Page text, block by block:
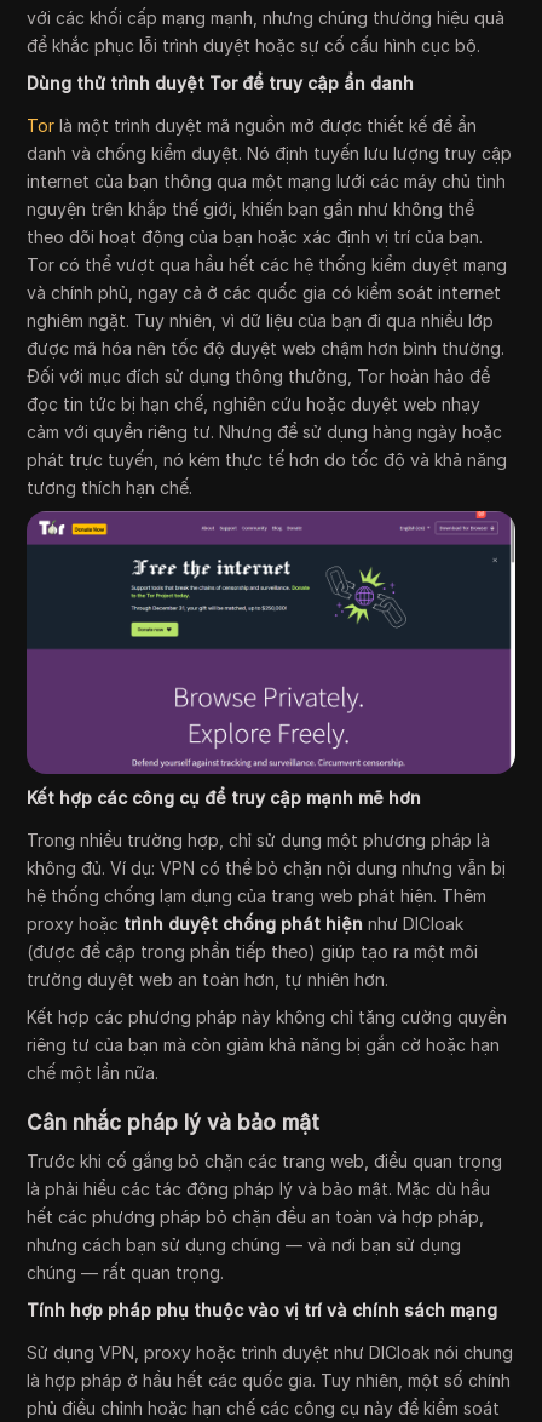
với các khối cấp mạng mạnh, nhưng chúng thường hiệu quả
để khắc phục lỗi trình duyệt hoặc sự cố cấu hình cục bộ.
Dùng thử trình duyệt Tor để truy cập ẩn danh
Tor là một trình duyệt mã nguồn mở được thiết kế để ẩn
danh và chống kiểm duyệt. Nó định tuyến lưu lượng truy cập
internet của bạn thông qua một mạng lưới các máy chủ tình
nguyện trên khắp thế giới, khiến bạn gần như không thể
theo dõi hoạt động của bạn hoặc xác định vị trí của bạn.
Tor có thể vượt qua hầu hết các hệ thống kiểm duyệt mạng
và chính phủ, ngay cả ở các quốc gia có kiểm soát internet
nghiêm ngặt. Tuy nhiên, vì dữ liệu của bạn đi qua nhiều lớp
được mã hóa nên tốc độ duyệt web chậm hơn bình thường.
Đối với mục đích sử dụng thông thường, Tor hoàn hảo để
đọc tin tức bị hạn chế, nghiên cứu hoặc duyệt web nhạy
cảm với quyền riêng tư. Nhưng để sử dụng hàng ngày hoặc
phát trực tuyến, nó kém thực tế hơn do tốc độ và khả năng
tương thích hạn chế.
Kết hợp các công cụ để truy cập mạnh mẽ hơn
Trong nhiều trường hợp, chỉ sử dụng một phương pháp là
không đủ. Ví dụ: VPN có thể bỏ chặn nội dung nhưng vẫn bị
hệ thống chống lạm dụng của trang web phát hiện. Thêm
proxy hoặc trình duyệt chống phát hiện như DICloak
(được đề cập trong phần tiếp theo) giúp tạo ra một môi
trường duyệt web an toàn hơn, tự nhiên hơn.
Kết hợp các phương pháp này không chỉ tăng cường quyền
riêng tư của bạn mà còn giảm khả năng bị gắn cờ hoặc hạn
chế một lần nữa.
Cân nhắc pháp lý và bảo mật
Trước khi cố gắng bỏ chặn các trang web, điều quan trọng
là phải hiểu các tác động pháp lý và bảo mật. Mặc dù hầu
hết các phương pháp bỏ chặn đều an toàn và hợp pháp,
nhưng cách bạn sử dụng chúng — và nơi bạn sử dụng
chúng — rất quan trọng.
Tính hợp pháp phụ thuộc vào vị trí và chính sách mạng
Sử dụng VPN, proxy hoặc trình duyệt như DICloak nói chung
là hợp pháp ở hầu hết các quốc gia. Tuy nhiên, một số chính
phủ điều chỉnh hoặc hạn chế các công cụ này để kiểm soát